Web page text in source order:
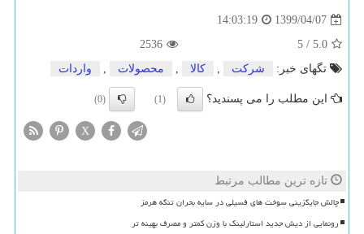
1399/04/07
14:03:19
5.0
/
5
2536
تگهای خبر:
شركت , كالا , محصولات , واردات
این مطلب را می پسندید؟ (1)
(0)
X
تازه ترین مطالب مرتبط
چالش جایگزینی سوخت های فسیلی در سایه بحران تنگه هرمز
رونمایی از دیش جدید استارلینک با وزن کمتر و مصرف بهینه تر